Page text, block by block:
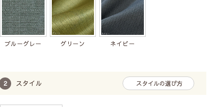
ブルーグレー グリーン ネイビー
スタイル スタイルの選び方